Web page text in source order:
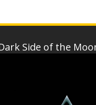
Side of the